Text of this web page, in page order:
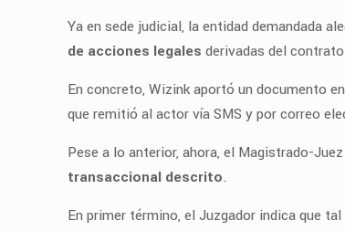
Ya en sede judicial, la entidad demandada
de acciones legales derivadas del
En concreto, Wizink aportó un documento
que remitió al actor vía SMS y por correo
Pese a lo anterior, ahora, el Magistrado-
transaccional descrito.
En primer término, el Juzgador indica que